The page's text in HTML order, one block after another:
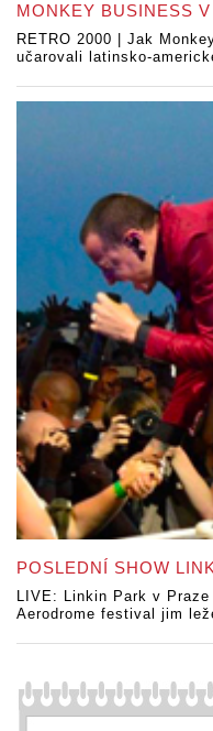
MONKEY BUSINESS
RETRO 2000 | Jak
učarovali latinsko-
POSLEDNÍ SHOW
LIVE: Linkin Park v
Aerodrome festival jim